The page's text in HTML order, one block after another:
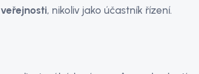
, nikoliv jako účastník řízení.